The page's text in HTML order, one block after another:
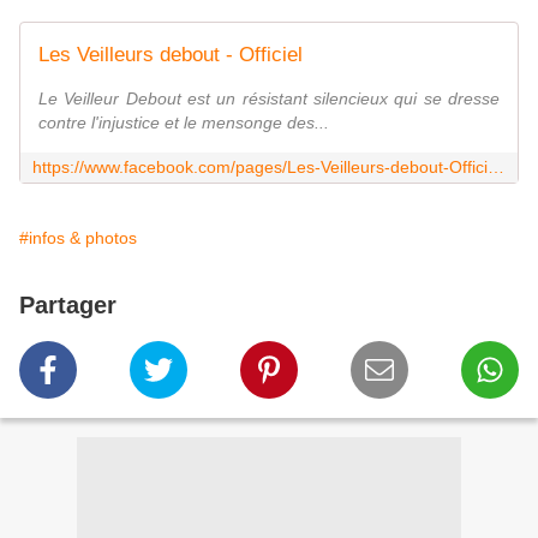
Les Veilleurs debout - Officiel
Le Veilleur Debout est un résistant silencieux qui se dresse
contre l'injustice et le mensonge des...
#infos & photos
Partager